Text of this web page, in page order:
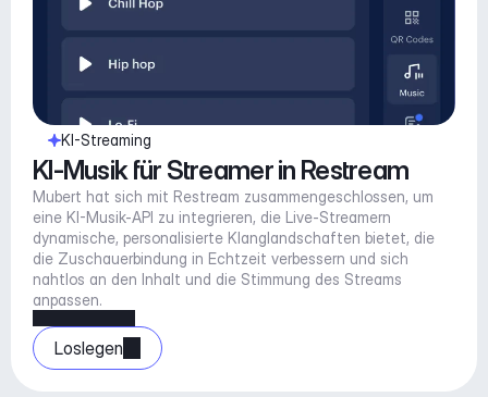
KI-Streaming
KI-Musik für Streamer in Restream
Mubert hat sich mit Restream zusammengeschlossen, um
eine KI-Musik-API zu integrieren, die Live-Streamern
dynamische, personalisierte Klanglandschaften bietet, die
die Zuschauerbindung in Echtzeit verbessern und sich
nahtlos an den Inhalt und die Stimmung des Streams
anpassen.
Loslegen